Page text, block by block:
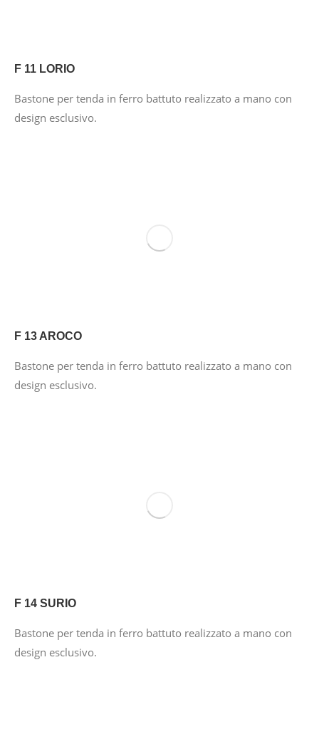
F 11 LORIO
Bastone per tenda in ferro battuto realizzato a mano con
design esclusivo.
F 13 AROCO
Bastone per tenda in ferro battuto realizzato a mano con
design esclusivo.
F 14 SURIO
Bastone per tenda in ferro battuto realizzato a mano con
design esclusivo.